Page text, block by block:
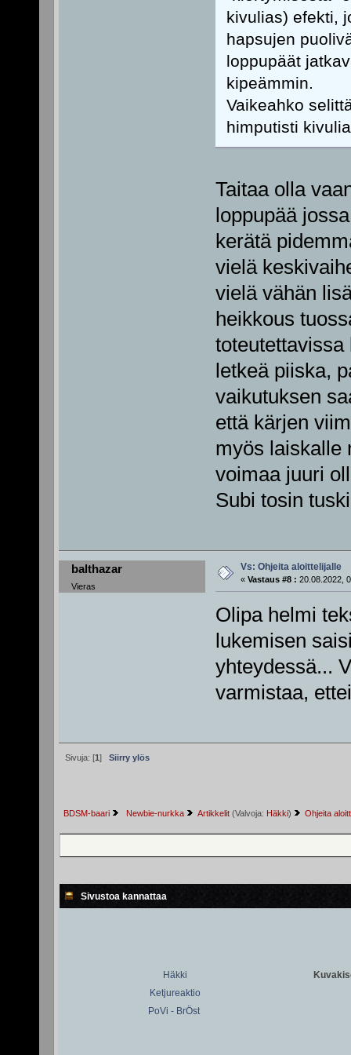
kivulias) efekti,
hapsujen
loppupäät
kipeämmin.
Vaikeahko
himputisti
Taitaa olla
loppupää
kerätä
vielä
vielä vähän
heikkous
letkeä piiska,
vaikutuksen
että kärjen
myös laiskalle
voimaa juuri
Subi tosin
balthazar
Vieras
Vs: Ohjeita aloittelijalle
« Vastaus #8 : 20.08.2022,
Olipa helmi
lukemisen
yhteydessä...
varmistaa,
Sivuja: [1] Siirry ylös
BDSM-baari Newbie-nurkka Artikkelit(Valvoja: Häkki) Ohjeita
Sivustoa kannattaa
Häkki
Ketjureaktio
PoVi - BrÖst